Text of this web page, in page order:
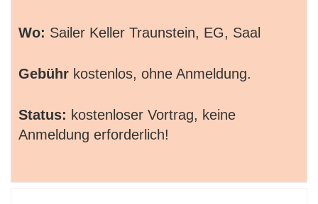
Wo: Sailer Keller Traunstein, EG, Saal
Gebühr kostenlos, ohne Anmeldung.
Status: kostenloser Vortrag, keine
Anmeldung erforderlich!